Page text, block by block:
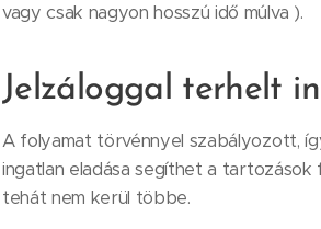
vagy csak nagyon hosszú idő múlva ).
Jelzáloggal terhelt
A folyamat törvénnyel szabályozott,
ingatlan eladása segíthet a
tehát nem kerül többe.